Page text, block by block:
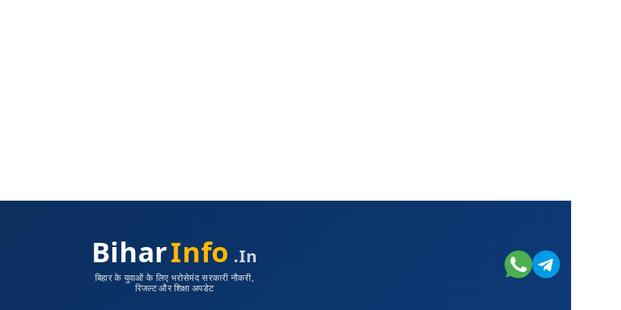
BiharInfo .in
बिहार के युवाओं के लिए भरोसेमंद सरकारी नौकरी,
रिजल्ट और शिक्षा अपडेट